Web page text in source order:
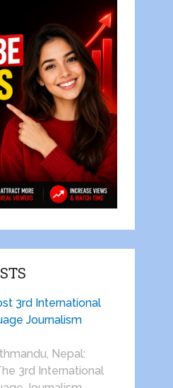
3rd International
Journalism
Nepal:
3rd International